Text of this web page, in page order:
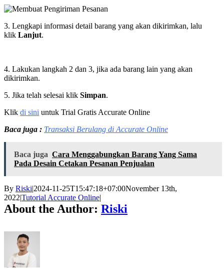
3. Lengkapi informasi detail barang yang akan dikirimkan, lalu
klik Lanjut.
4. Lakukan langkah 2 dan 3, jika ada barang lain yang akan
dikirimkan.
5. Jika telah selesai klik Simpan.
Klik di sini untuk Trial Gratis Accurate Online
Baca juga : Transaksi Berulang di Accurate Online
Baca juga Cara Menggabungkan Barang Yang Sama
Pada Desain Cetakan Pesanan Penjualan
By Riski|2024-11-25T15:47:18+07:00November 13th,
2022|Tutorial Accurate Online|
About the Author: Riski